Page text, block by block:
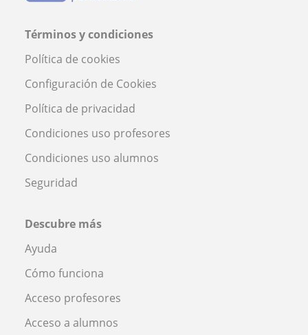
Términos y condiciones
Política de cookies
Configuración de Cookies
Política de privacidad
Condiciones uso profesores
Condiciones uso alumnos
Seguridad
Descubre más
Ayuda
Cómo funciona
Acceso profesores
Acceso a alumnos